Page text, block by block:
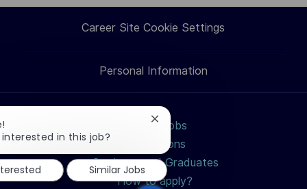
via
LinkedIn
via
Facebook
via
twitter
via
email
Career Site Cookie Settings
Personal Information
Search jobs
Professions
Students and Graduates
How to apply?
in this job?
Close
notification
Similar Jobs